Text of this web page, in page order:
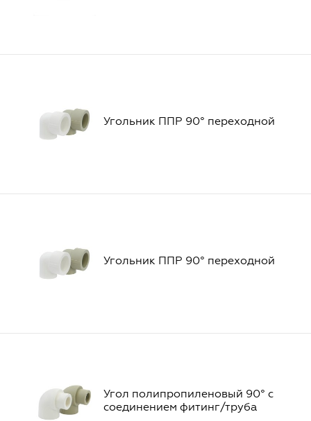
Угольник ППР 90° переходной
Угольник ППР 90° переходной
Угол полипропиленовый 90° с
соединением фитинг/труба